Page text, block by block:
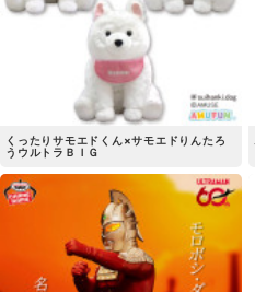
くったりサモエドくん×サモエドりんたろ
うウルトラＢＩＧ